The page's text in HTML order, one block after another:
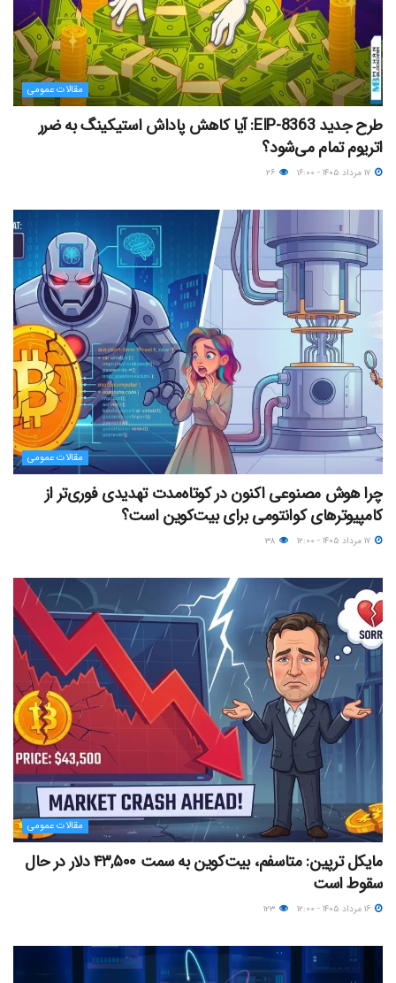
مقالات عمومی
طرح جدید EIP-8363: آیا کاهش پاداش استیکینگ به ضرر
اتریوم تمام می‌شود؟
مقالات عمومی
چرا هوش مصنوعی اکنون در کوتاه‌مدت تهدیدی فوری‌تر از
کامپیوترهای کوانتومی برای بیت‌کوین است؟
مقالات عمومی
مایکل ترپین: متاسفم، بیت‌کوین به سمت ۴۳,۵۰۰ دلار در حال
سقوط است